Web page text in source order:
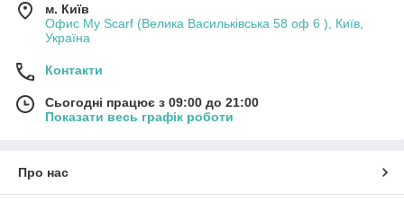
м. Київ
Офис My Scarf (Велика Васильківська 58 оф 6 ), Київ,
Україна
Контакти
Сьогодні працює з 09:00 до 21:00
Показати весь графік роботи
Про нас